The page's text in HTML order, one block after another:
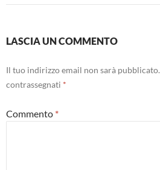
LASCIA UN COMMENTO
Il tuo indirizzo email non sarà pubblicato.
contrassegnati *
Commento *